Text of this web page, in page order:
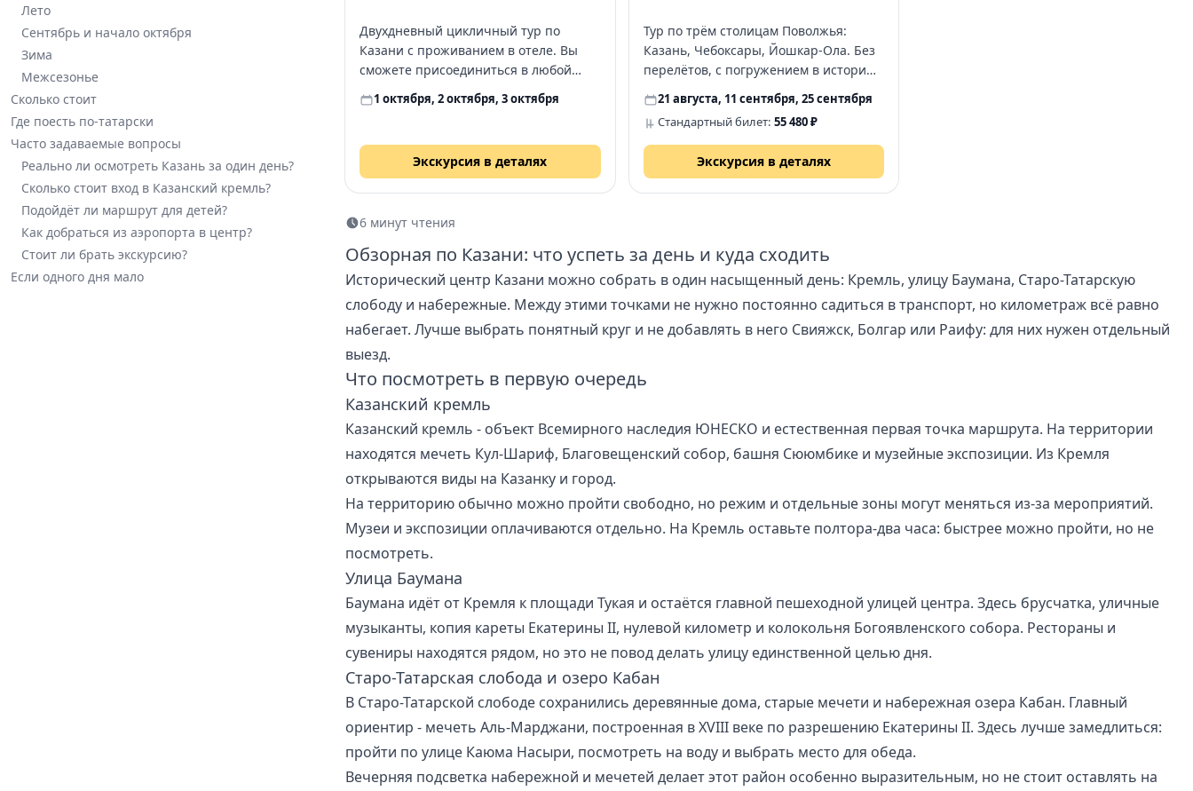
Лето
Сентябрь и начало октября
Зима
Межсезонье
Сколько стоит
Где поесть по-татарски
Часто задаваемые вопросы
Реально ли осмотреть Казань за один день?
Сколько стоит вход в Казанский кремль?
Подойдёт ли маршрут для детей?
Как добраться из аэропорта в центр?
Стоит ли брать экскурсию?
Если одного дня мало
Двухдневный цикличный тур по
Казани с проживанием в отеле. Вы
сможете присоединиться в любой
день (кроме пятницы и субботы) и
посетить главные
Кремль, Старо-Татарскую слободу и
другие знаковые места. Программа
1 октября, 2 октября, 3 октября
Экскурсия в деталях
Ола», 5 дней
Тур по трём столицам Поволжья:
Казань, Чебоксары, Йошкар-Ола. Без
перелётов, с погружением в историю
и традиции народов Татарстана,
Чувашии и Марий Эл.
21 августа, 11 сентября, 25 сентября
Стандартный билет: 55 480 ₽
Экскурсия в деталях
6 минут чтения
Обзорная по Казани: что успеть за день и куда сходить
Исторический центр Казани можно собрать в один насыщенный день: Кремль, улицу Баумана, Старо-Татарскую
слободу и набережные. Между этими точками не нужно постоянно садиться в транспорт, но километраж всё равно
набегает. Лучше выбрать понятный круг и не добавлять в него Свияжск, Болгар или Раифу: для них нужен отдельный
выезд.
Что посмотреть в первую очередь
Казанский кремль
Казанский кремль - объект Всемирного наследия ЮНЕСКО и естественная первая точка маршрута. На территории
находятся мечеть Кул-Шариф, Благовещенский собор, башня Сююмбике и музейные экспозиции. Из Кремля
открываются виды на Казанку и город.
На территорию обычно можно пройти свободно, но режим и отдельные зоны могут меняться из-за мероприятий.
Музеи и экспозиции оплачиваются отдельно. На Кремль оставьте полтора-два часа: быстрее можно пройти, но не
посмотреть.
Улица Баумана
Баумана идёт от Кремля к площади Тукая и остаётся главной пешеходной улицей центра. Здесь брусчатка, уличные
музыканты, копия кареты Екатерины II, нулевой километр и колокольня Богоявленского собора. Рестораны и
сувениры находятся рядом, но это не повод делать улицу единственной целью дня.
Старо-Татарская слобода и озеро Кабан
В Старо-Татарской слободе сохранились деревянные дома, старые мечети и набережная озера Кабан. Главный
ориентир - мечеть Аль-Марджани, построенная в XVIII веке по разрешению Екатерины II. Здесь лучше замедлиться:
пройти по улице Каюма Насыри, посмотреть на воду и выбрать место для обеда.
Вечерняя подсветка набережной и мечетей делает этот район особенно выразительным, но не стоит оставлять на